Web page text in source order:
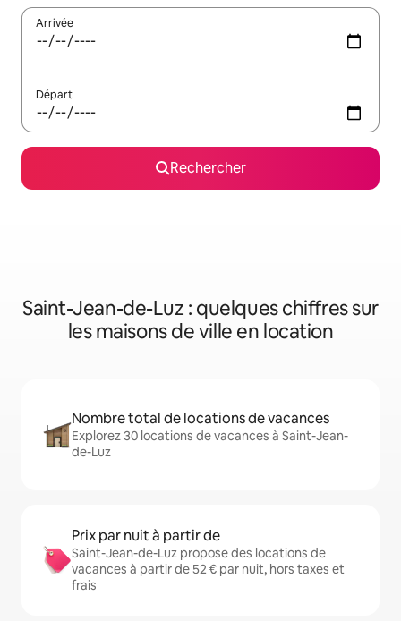
Arrivée
Départ
Rechercher
Saint-Jean-de-Luz : quelques chiffres sur
les maisons de ville en location
Nombre total de locations de vacances
Explorez 30 locations de vacances à Saint-Jean-
de-Luz
Prix par nuit à partir de
Saint-Jean-de-Luz propose des locations de
vacances à partir de 52 € par nuit, hors taxes et
frais